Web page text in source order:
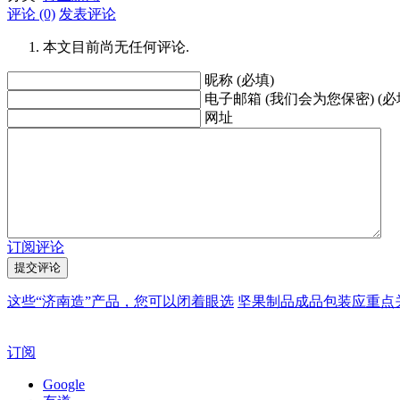
评论 (0) 发表评论
本文目前尚无任何评论.
昵称 (必填)
电子邮箱 (我们会为您保密) (必
网址
订阅评论
这些“济南造”产品，您可以闭着眼选 坚果制品成品包装应重点
订阅
Google